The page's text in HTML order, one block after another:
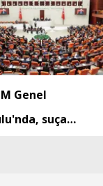
Genel
suça
düzenlemeleri